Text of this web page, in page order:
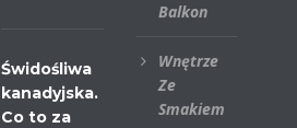
Świdośliwa
kanadyjska.
Co to za
Balkon
Wnętrze
Ze
Smakiem